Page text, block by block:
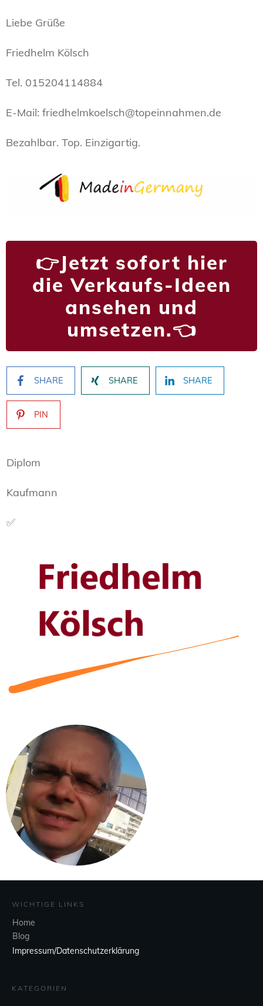
Liebe Grüße
Friedhelm Kölsch
Tel. 015204114884
E-Mail: friedhelmkoelsch@topeinnahmen.de
Bezahlbar. Top. Einzigartig.
👉Jetzt sofort hier
die Verkaufs-Ideen
ansehen und
umsetzen.👈
SHARE SHARE SHARE
PIN
Diplom
Kaufmann
✅
WICHTIGE LINKS
Home
Blog
Impressum/Datenschutzerklärung
KATEGORIEN